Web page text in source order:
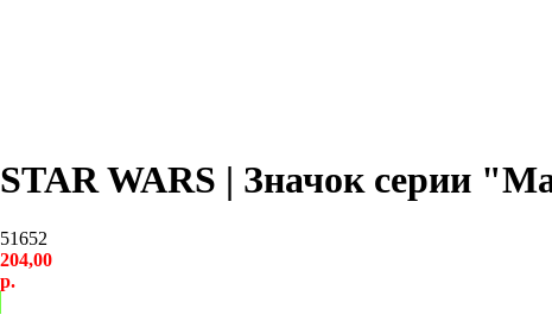
STAR WARS | Значок серии
51652
204,00
р.